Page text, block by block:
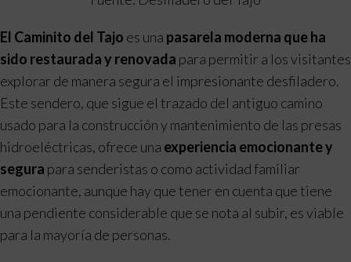
El Caminito del Tajo es una pasarela moderna que ha
sido restaurada y renovada para permitir a los visitantes
explorar de manera segura el impresionante desfiladero.
Este sendero, que sigue el trazado del antiguo camino
usado para la construcción y mantenimiento de las presas
hidroeléctricas, ofrece una experiencia emocionante y
segura para senderistas o como actividad familiar
emocionante, aunque hay que tener en cuenta que tiene
una pendiente considerable que se nota al subir, es viable
para la mayoría de personas.